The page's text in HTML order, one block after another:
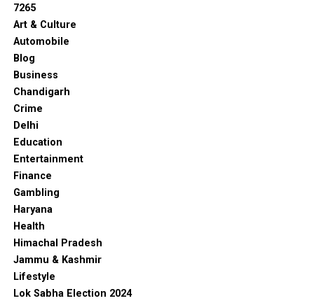
7265
Art & Culture
Automobile
Blog
Business
Chandigarh
Crime
Delhi
Education
Entertainment
Finance
Gambling
Haryana
Health
Himachal Pradesh
Jammu & Kashmir
Lifestyle
Lok Sabha Election 2024